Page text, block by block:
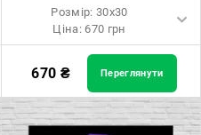
Розмір: 30x30
Ціна: 670 грн
Розмір: 30x30 Ціна: 670 грн
Розмір: 40x40 Ціна: 840 грн
670 ₴ Переглянути